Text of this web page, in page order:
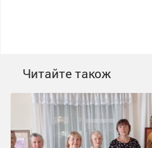
Читайте також